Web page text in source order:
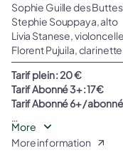
Orchestre
de
chambre
de
Paris
Sophie Guille des
Stephie Souppaya, alto
Livia Stanese, violoncelle
Florent Pujuila, clarinette
Tarif plein : 20 €
Tarif Abonné 3+ : 17€
Tarif Abonné 6+ /
Sur présentation d'un
- Tarif réduit pour les
More
More information